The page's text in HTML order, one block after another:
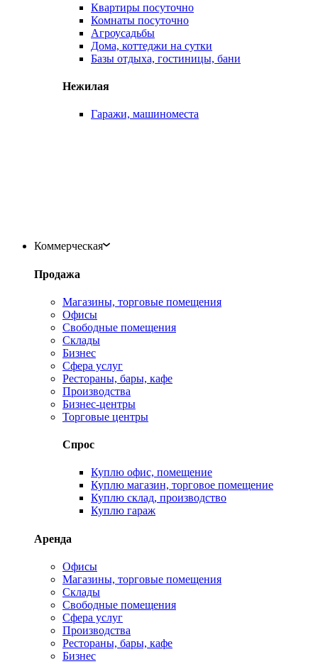
Квартиры посуточно
Комнаты посуточно
Агроусадьбы
Дома, коттеджи на сутки
Базы отдыха, гостиницы, бани
Нежилая
Гаражи, машиноместа
Коммерческая
Продажа
Магазины, торговые помещения
Офисы
Свободные помещения
Склады
Бизнес
Сфера услуг
Рестораны, бары, кафе
Производства
Бизнес-центры
Торговые центры
Спрос
Куплю офис, помещение
Куплю магазин, торговое помещение
Куплю склад, производство
Куплю гараж
Аренда
Офисы
Магазины, торговые помещения
Склады
Свободные помещения
Сфера услуг
Производства
Рестораны, бары, кафе
Бизнес